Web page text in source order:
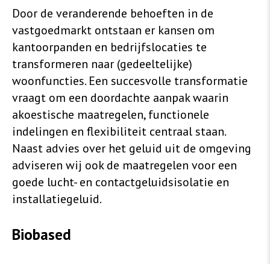
Door de veranderende behoeften in de
vastgoedmarkt ontstaan er kansen om
kantoorpanden en bedrijfslocaties te
transformeren naar (gedeeltelijke)
woonfuncties. Een succesvolle transformatie
vraagt om een doordachte aanpak waarin
akoestische maatregelen, functionele
indelingen en flexibiliteit centraal staan.
Naast advies over het geluid uit de omgeving
adviseren wij ook de maatregelen voor een
goede lucht- en contactgeluidsisolatie en
installatiegeluid.
Biobased